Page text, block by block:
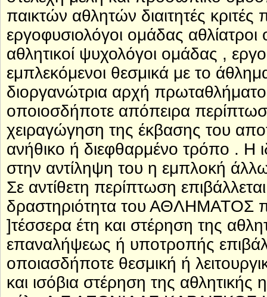
παικτών αθλητών διαιτητές
εργοφυσιολόγοι ομάδας
αθλητικοί ψυχολόγοι ομάδας ,
εμπλεκόμενοι θεσμικά με το
διοργανώτρια αρχή
οποιοσδήποτε απόπειρα
χειραγώγηση της έκβασης του
ανήθικο ή διεφθαρμένο τρόπο . Η
στην αντίληψη του η εμπλοκή
Σε αντίθετη περίπτωση
δραστηριότητα του ΑΘΛΗΜΑΤΟΣ
]τέσσερα έτη και στέρηση της
επαναλήψεως ή υποτροπής
οποιασδήποτε θεσμική ή
και ισόβια στέρηση της αθλητικής